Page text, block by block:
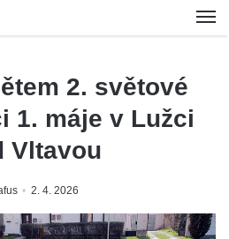
2. světové
1. máje v Lužci
Vltavou
2. 4. 2026